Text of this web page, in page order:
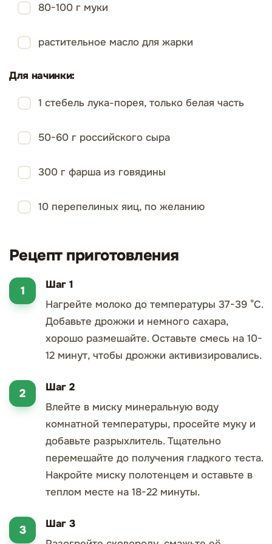
80-100 г муки
растительное масло для жарки
Для начинки:
1 стебель лука-порея, только белая часть
50-60 г российского сыра
300 г фарша из говядины
10 перепелиных яиц, по желанию
Рецепт приготовления
Шаг 1
Нагрейте молоко до температуры 37-39 °С.
Добавьте дрожжи и немного сахара,
хорошо размешайте. Оставьте смесь на 10-
12 минут, чтобы дрожжи активизировались.
Шаг 2
Влейте в миску минеральную воду
комнатной температуры, просейте муку и
добавьте разрыхлитель. Тщательно
перемешайте до получения гладкого теста.
Накройте миску полотенцем и оставьте в
теплом месте на 18-22 минуты.
Шаг 3